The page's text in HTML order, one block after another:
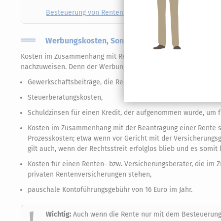
Besteuerung von Renten – kostenloser Steuerrechner
Werbungskosten, Sonderausgaben und
Kosten im Zusammenhang mit Renten sind zwar eher die
nachzuweisen. Denn der Werbungskosten-Pauschbetrag von
Gewerkschaftsbeiträge, die Rentner entrichten,
Steuerberatungskosten,
Schuldzinsen für einen Kredit, der aufgenommen wurde,
Kosten im Zusammenhang mit der Beantragung einer
Prozesskosten; etwa wenn vor Gericht mit der
gilt auch, wenn der Rechtsstreit erfolglos blieb und es
Kosten für einen Renten- bzw. Versicherungsberater, die im
privaten Rentenversicherungen stehen,
pauschale Kontoführungsgebühr von 16 Euro im Jahr.
Wichtig: Auch wenn die Rente nur mit dem